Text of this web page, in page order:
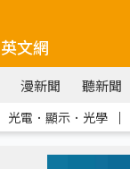
英文網
漫新聞 聽新聞
光電．顯示．光學 ｜